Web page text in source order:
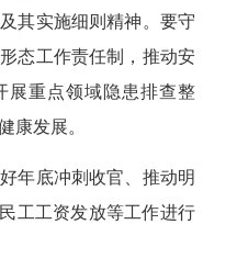
其实施细则精神。要守
态工作责任制，推动安
展重点领域隐患排查整
康发展。
底冲刺收官、推动明
工工资发放等工作进行